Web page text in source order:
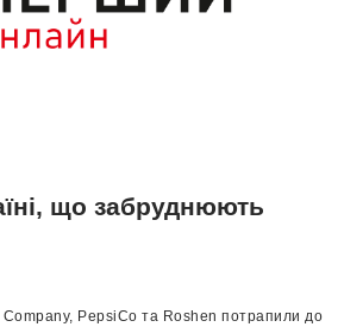
що забруднюють
Company, PepsiCo та Roshen потрапили до